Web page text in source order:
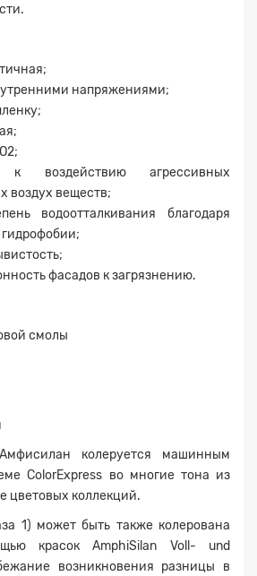
напряжениями;
к воздействию агрессивных
воздух веществ;
водоотталкивания благодаря
фасадов к загрязнению.
смолы
колеруется машинным
ColorExpress во многие тона из
цветовых коллекций.
1) может быть также колерована
красок AmphiSilan Voll- und
возникновения разницы в